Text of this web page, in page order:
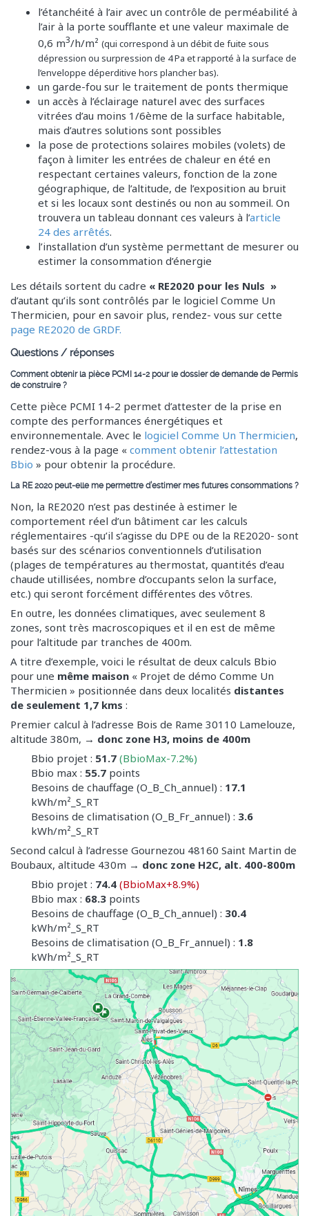
l’étanchéité à l’air avec un contrôle de perméabilité à
l’air à la porte soufflante et une valeur maximale de
0,6 m3/h/m² (qui correspond à un débit de fuite sous
dépression ou surpression de 4 Pa et rapporté à la surface de
l’enveloppe déperditive hors plancher bas).
un garde-fou sur le traitement de ponts thermique
un accès à l’éclairage naturel avec des surfaces
vitrées d’au moins 1/6ème de la surface habitable,
mais d’autres solutions sont possibles
la pose de protections solaires mobiles (volets) de
façon à limiter les entrées de chaleur en été en
respectant certaines valeurs, fonction de la zone
géographique, de l’altitude, de l’exposition au bruit
et si les locaux sont destinés ou non au sommeil. On
trouvera un tableau donnant ces valeurs à l’article
24 des arrêtés.
l’installation d’un système permettant de mesurer ou
estimer la consommation d’énergie
Les détails sortent du cadre « RE2020 pour les Nuls »
d’autant qu’ils sont contrôlés par le logiciel Comme Un
Thermicien, pour en savoir plus, rendez- vous sur cette
page RE2020 de GRDF.
Questions / réponses
Comment obtenir la pièce PCMI 14-2 pour le dossier de demande de Permis
de construire ?
Cette pièce PCMI 14-2 permet d’attester de la prise en
compte des performances énergétiques et
environnementale. Avec le logiciel Comme Un Thermicien,
rendez-vous à la page « comment obtenir l’attestation
Bbio » pour obtenir la procédure.
La RE 2020 peut-elle me permettre d’estimer mes futures consommations ?
Non, la RE2020 n’est pas destinée à estimer le
comportement réel d’un bâtiment car les calculs
réglementaires -qu’il s’agisse du DPE ou de la RE2020- sont
basés sur des scénarios conventionnels d’utilisation
(plages de températures au thermostat, quantités d’eau
chaude utillisées, nombre d’occupants selon la surface,
etc.) qui seront forcément différentes des vôtres.
En outre, les données climatiques, avec seulement 8
zones, sont très macroscopiques et il en est de même
pour l’altitude par tranches de 400m.
A titre d’exemple, voici le résultat de deux calculs Bbio
pour une même maison « Projet de démo Comme Un
Thermicien » positionnée dans deux localités distantes
de seulement 1,7 kms :
Premier calcul à l’adresse Bois de Rame 30110 Lamelouze,
altitude 380m, → donc zone H3, moins de 400m
Bbio projet : 51.7 (BbioMax-7.2%)
Bbio max : 55.7 points
Besoins de chauffage (O_B_Ch_annuel) : 17.1
kWh/m²_S_RT
Besoins de climatisation (O_B_Fr_annuel) : 3.6
kWh/m²_S_RT
Second calcul à l’adresse Gournezou 48160 Saint Martin de
Boubaux, altitude 430m → donc zone H2C, alt. 400-800m
Bbio projet : 74.4 (BbioMax+8.9%)
Bbio max : 68.3 points
Besoins de chauffage (O_B_Ch_annuel) : 30.4
kWh/m²_S_RT
Besoins de climatisation (O_B_Fr_annuel) : 1.8
kWh/m²_S_RT